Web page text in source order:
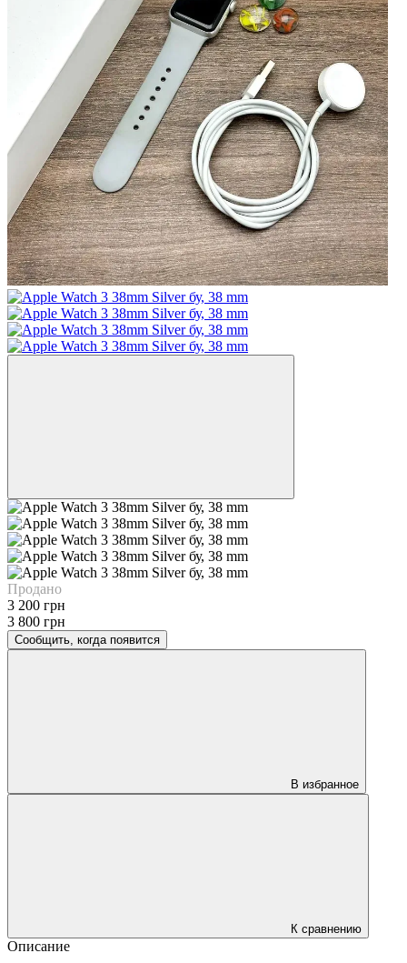
Продано
3 200 грн
3 800 грн
Сообщить, когда появится
В избранное
К сравнению
Описание